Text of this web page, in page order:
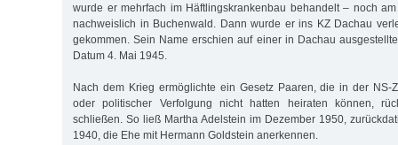
wurde er mehrfach im Häftlingskrankenbau behandelt – noch
nachweislich in Buchenwald. Dann wurde er ins KZ Dachau
gekommen. Sein Name erschien auf einer in Dachau
Datum 4. Mai 1945.
Nach dem Krieg ermöglichte ein Gesetz Paaren, die in der NS-
oder politischer Verfolgung nicht hatten heiraten können,
schließen. So ließ Martha Adelstein im Dezember 1950,
1940, die Ehe mit Hermann Goldstein anerkennen.